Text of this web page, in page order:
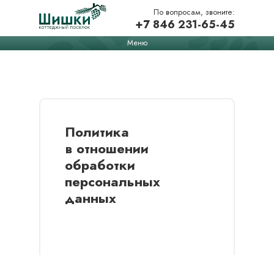
По вопросам, звоните:
+7 846 231-65-45
Меню
Политика
в отношении
обработки
персональных
данных